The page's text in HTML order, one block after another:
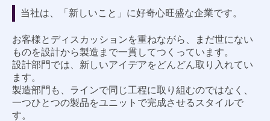
当社は、「新しいこと」に好奇心旺盛な企業です。
お客様とディスカッションを重ねながら、まだ世にない
ものを設計から製造まで一貫してつくっています。
設計部門では、新しいアイデアをどんどん取り入れてい
ます。
製造部門も、ラインで同じ工程に取り組むのではなく、
一つひとつの製品をユニットで完成させるスタイルで
す。